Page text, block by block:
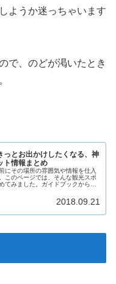
ようか迷っちゃいます
で、のどが渇いたとき
っとお出かけしたくなる、神
ト情報まとめ
にその場所の雰囲気や情報を仕入
このページでは、そんな観光スポ
てみました。ガイドブックから抜
2018.09.21